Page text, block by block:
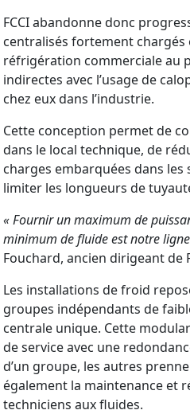
FCCI abandonne donc
centralisés fortement chargés
réfrigération commerciale au
indirectes avec l’usage de
chez eux dans l’industrie.
Cette conception permet de
dans le local technique, de
charges embarquées dans les
limiter les longueurs de
« Fournir un maximum de
minimum de fluide est notre
Fouchard, ancien dirigeant de
Les installations de froid
groupes indépendants de
centrale unique. Cette
de service avec une
d’un groupe, les autres
également la maintenance et
techniciens aux fluides.